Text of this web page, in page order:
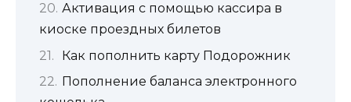
Активация с помощью кассира в
киоске проездных билетов
Как пополнить карту Подорожник
Пополнение баланса электронного